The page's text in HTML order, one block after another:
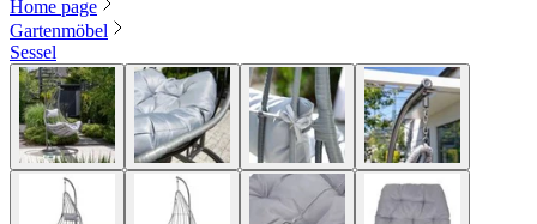
Home page
Gartenmöbel
Sessel